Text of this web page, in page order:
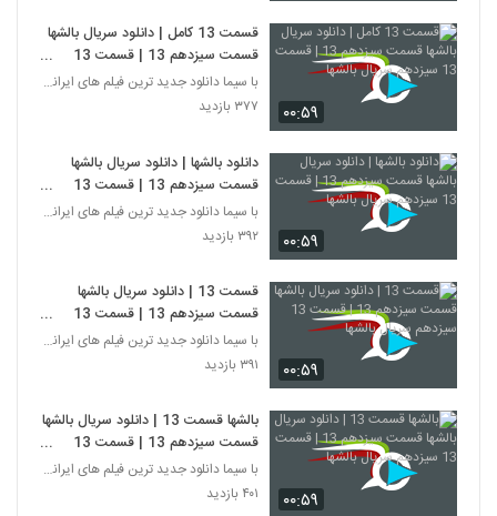
۰۰:۵۹
قسمت 13 کامل | دانلود سریال بالشها
قسمت سیزدهم 13 | قسمت 13
سیزدهم سریال بالشها
با سیما دانلود جدید ترین فیلم های ایرانی را در لحظ
۳۷۷ بازدید
۰۰:۵۹
دانلود بالشها | دانلود سریال بالشها
قسمت سیزدهم 13 | قسمت 13
سیزدهم سریال بالشها
با سیما دانلود جدید ترین فیلم های ایرانی را در لحظ
۳۹۲ بازدید
۰۰:۵۹
قسمت 13 | دانلود سریال بالشها
قسمت سیزدهم 13 | قسمت 13
سیزدهم سریال بالشها
با سیما دانلود جدید ترین فیلم های ایرانی را در لحظ
۳۹۱ بازدید
۰۰:۵۹
بالشها قسمت 13 | دانلود سریال بالشها
قسمت سیزدهم 13 | قسمت 13
سیزدهم سریال بالشها
با سیما دانلود جدید ترین فیلم های ایرانی را در لحظ
۴۰۱ بازدید